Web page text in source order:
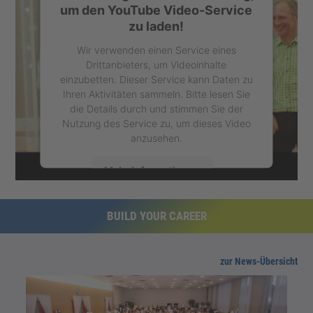
um den YouTube Video-Service
zu laden!
Wir verwenden einen Service eines
Drittanbieters, um Videoinhalte
einzubetten. Dieser Service kann Daten zu
Ihren Aktivitäten sammeln. Bitte lesen Sie
die Details durch und stimmen Sie der
Nutzung des Service zu, um dieses Video
anzusehen.
Mehr Informationen
powered byUsercentrics Consent
zurück
BUILD YOUR CAREER
zur News-Übersicht